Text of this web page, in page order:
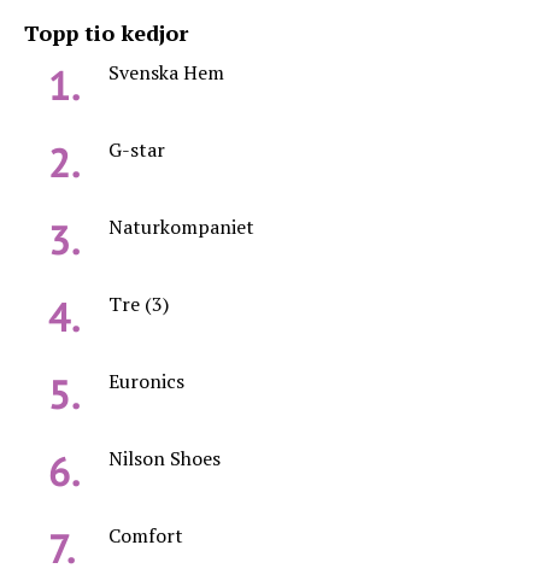
Topp tio kedjor
Svenska Hem
G-star
Naturkompaniet
Tre (3)
Euronics
Nilson Shoes
Comfort